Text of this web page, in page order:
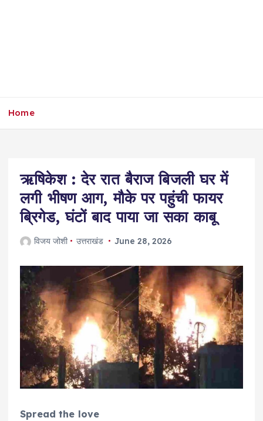
Home
ऋषिकेश : देर रात बैराज बिजली घर में
लगी भीषण आग, मौके पर पहुंची फायर
ब्रिगेड, घंटों बाद पाया जा सका काबू
विजय जोशी उत्तराखंड June 28, 2026
Spread the love